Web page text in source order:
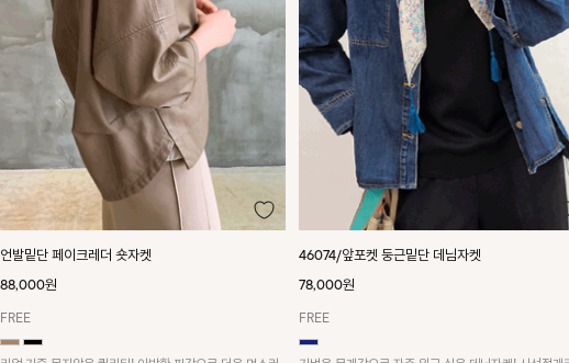
언발밑단 페이크레더 숏자켓
88,000원
FREE
46074/앞포켓 둥근밑단 데님자켓
78,000원
FREE